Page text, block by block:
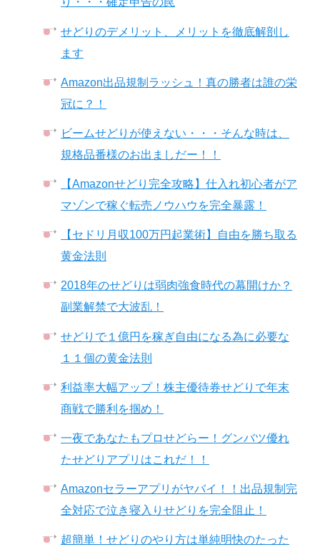
せどりのデメリット、メリットを徹底解剖し
ます
Amazon出品規制ラッシュ！真の勝者は誰の栄
冠に？！
ビームせどりが使えない・・・そんな時は、
規格品番様のお出ましだー！！
【Amazonせどり完全攻略】仕入れ初心者がア
マゾンで稼ぐ転売ノウハウを完全暴露！
【セドリ月収100万円起業術】自由を勝ち取る
黄金法則
2018年のせどりは弱肉強食時代の幕開けか？
副業解禁で大波乱！
せどりで１億円を稼ぎ自由になる為に必要な
１１個の黄金法則
利益率大幅アップ！株主優待券せどりで年末
商戦で勝利を掴め！
一夜であなたもプロせどらー！グンバツ優れ
たせどりアプリはこれだ！！
Amazonセラーアプリがヤバイ！！出品規制完
全対応で泣き寝入りせどりを完全阻止！
超簡単！せどりのやり方は単純明快のたった